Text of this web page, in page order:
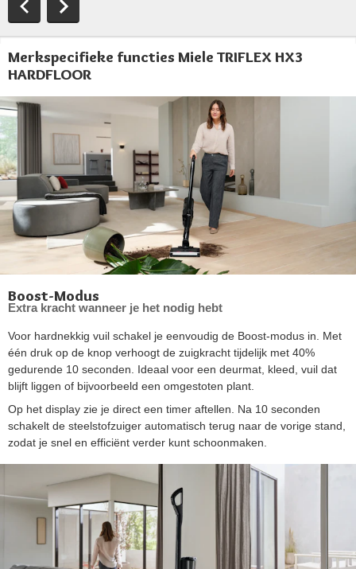
Merkspecifieke functies Miele TRIFLEX HX3
HARDFLOOR
Boost-Modus
Extra kracht wanneer je het nodig hebt
Voor hardnekkig vuil schakel je eenvoudig de Boost-modus in. Met
één druk op de knop verhoogt de zuigkracht tijdelijk met 40%
gedurende 10 seconden. Ideaal voor een deurmat, kleed, vuil dat
blijft liggen of bijvoorbeeld een omgestoten plant.
Op het display zie je direct een timer aftellen. Na 10 seconden
schakelt de steelstofzuiger automatisch terug naar de vorige stand,
zodat je snel en efficiënt verder kunt schoonmaken.